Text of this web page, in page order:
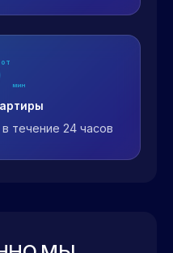
от
мин
течение 24 часов